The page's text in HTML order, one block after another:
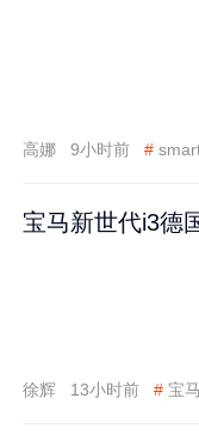
高娜 9小时前 #
宝马新世代i3德
徐辉 13小时前 # 宝